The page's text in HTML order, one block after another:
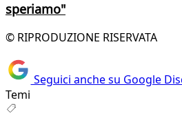
speriamo"
© RIPRODUZIONE RISERVATA
Seguici anche su Google
Temi